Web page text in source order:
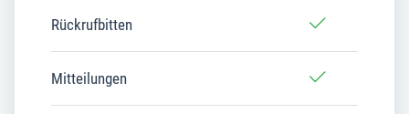
Rückrufbitten
Mitteilungen